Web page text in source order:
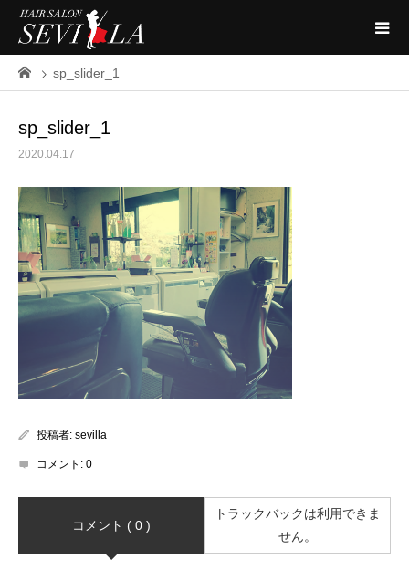
sp_slider_1
sp_slider_1
2020.04.17
投稿者: sevilla
コメント: 0
コメント ( 0 )
トラックバックは利用できま
せん。